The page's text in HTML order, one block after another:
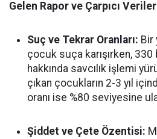
Gelen Rapor ve Çarpıcı Veriler
Suç ve Tekrar Oranları: Bir
çocuk suça karışırken,
hakkında savcılık işlemi
çıkan çocukların 2-3 yıl
oranı ise %80 seviyesine
Şiddet ve Çete Özentisi: